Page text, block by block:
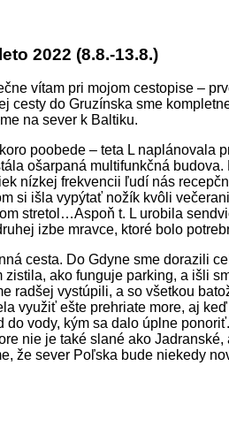
2022 (8.8.-13.8.)
vítam pri mojom cestopise –
cesty do Gruzínska sme
na sever k Baltiku.
poobede – teta L
ošarpaná multifunkčná
nízkej frekvencii ľudí nás
si išla vypýtať nožík kvôli
stretol…Aspoň t. L urobila
izbe mravce, ktoré bolo
cesta. Do Gdyne sme dorazili
zistila, ako funguje parking, a išli
radšej vystúpili, a so všetkou
využiť ešte prehriate more, aj
do vody, kým sa dalo úplne
nie je také slané ako
že sever Poľska bude niekedy